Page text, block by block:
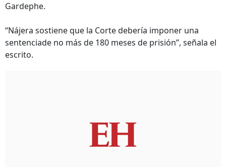
Gardephe.
“Nájera sostiene que la Corte debería imponer una
sentenciade no más de 180 meses de prisión”, señala el
escrito.